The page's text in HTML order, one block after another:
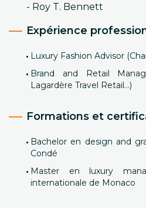
- Roy T. Bennett
Expérience
Luxury Fashion Advisor
Brand and Retail
Lagardère Travel Retail...)
Formations et
Bachelor en design and
Condé
Master en luxury
internationale de Monaco